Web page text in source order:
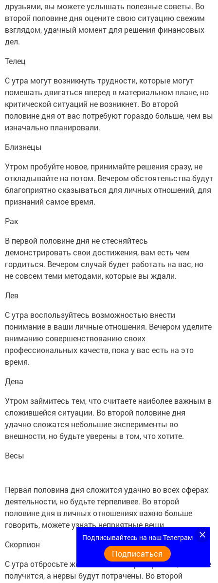
друзьями, вы можете услышать полезные советы. Во
второй половине дня оцените свою ситуацию свежим
взглядом, удачный момент для решения финансовых
дел.
Телец
С утра могут возникнуть трудности, которые могут
помешать двигаться вперед в материальном плане, но
критической ситуаций не возникнет. Во второй
половине дня от вас потребуют гораздо больше, чем вы
изначально планировали.
Близнецы
Утром пробуйте новое, принимайте решения сразу, не
откладывайте на потом. Вечером обстоятельства будут
благоприятно сказываться для личных отношений, для
признаний самое время.
Рак
В первой половине дня не стесняйтесь
демонстрировать свои достижения, вам есть чем
гордиться. Вечером случай будет работать на вас, но
не совсем теми методами, которые вы ждали.
Лев
С утра воспользуйтесь возможностью внести
понимание в ваши личные отношения. Вечером уделите
вниманию совершенствованию своих
профессиональных качеств, пока у вас есть на это
время.
Дева
Утром займитесь тем, что считаете наиболее важным в
сложившейся ситуации. Во второй половине дня
удачно сложатся небольшие эксперименты во
внешности, но будьте уверены в том, что хотите.
Весы
Первая половина дня сложится удачно во всех сферах
деятельности, но будьте терпеливее. Во второй
половине дня в личных отношениях важно больше
говорить, можете узнать неприятные вещи.
Скорпион
С утра отбросьте желание все контролировать, этого не
получится, а нервы будут потрачены. Во второй
Подписывайтесь на наш Телеграм
Подписаться